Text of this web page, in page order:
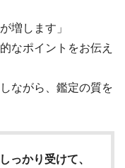
増します」
なポイントをお伝え
ながら、鑑定の質を
っかり受けて、